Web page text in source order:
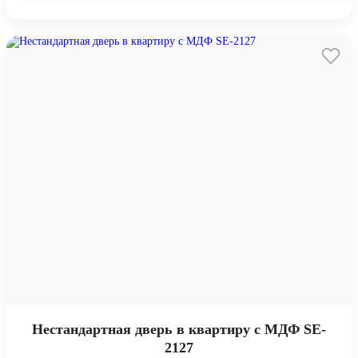
Нестандартная дверь в квартиру с МДФ SE-
2127